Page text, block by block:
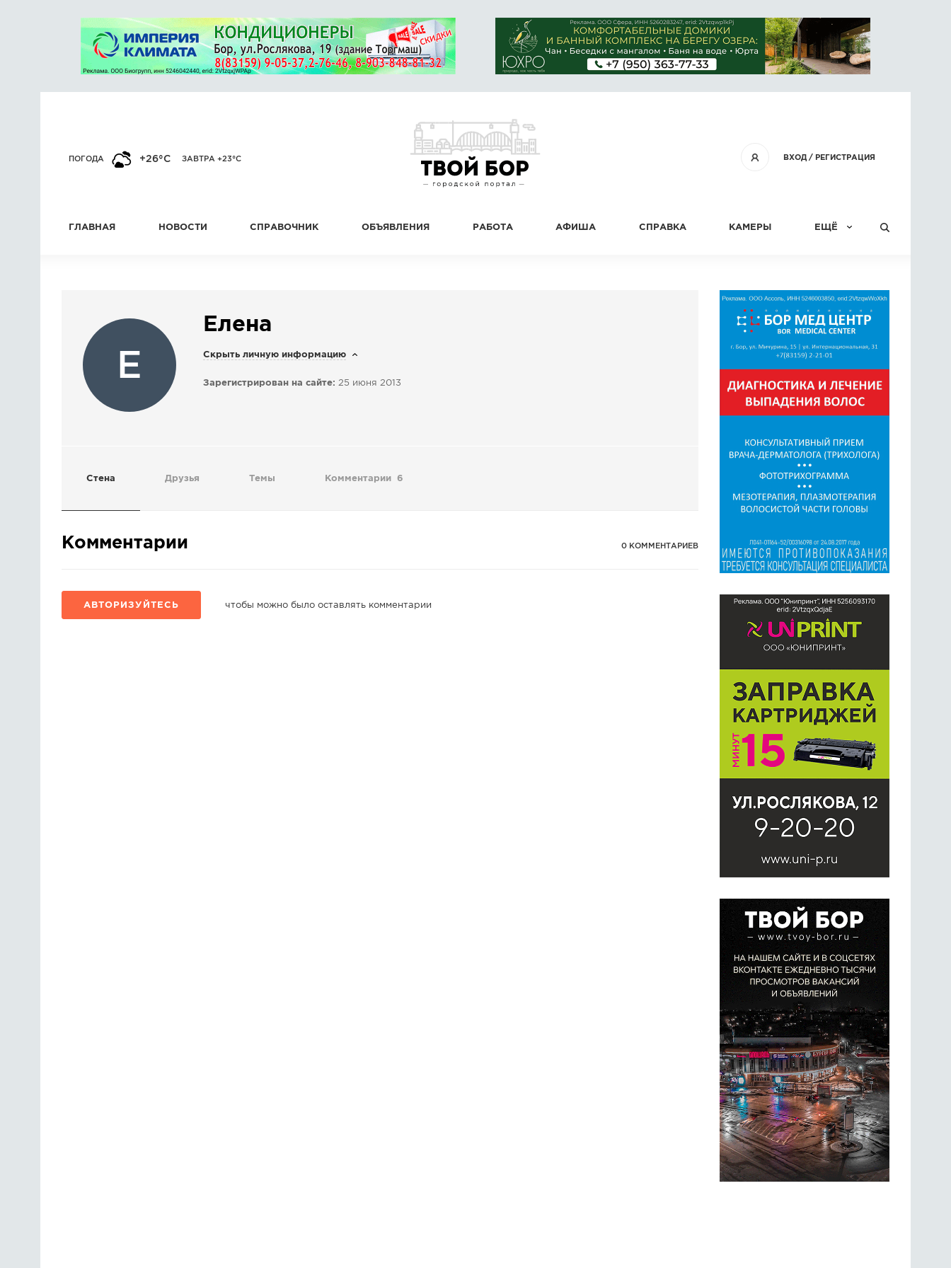
ВХОД/ РЕГИСТРАЦИЯ
ПОГОДА +26°C ЗАВТРА +23°C
ГЛАВНАЯ НОВОСТИ СПРАВОЧНИК ОБЪЯВЛЕНИЯ РАБОТА АФИША СПРАВКА КАМЕРЫ ЕЩЁ
СТАТЬИ
ПРЕДЛОЖИТЬ НОВОСТЬ
ФОТО
Е
Елена
Скрыть личную информацию
Зарегистрирован на сайте: 25 июня 2013
Стена Друзья Темы Комментарии 6
Комментарии 0 КОММЕНТАРИЕВ
АВТОРИЗУЙТЕСЬ чтобы можно было оставлять комментарии